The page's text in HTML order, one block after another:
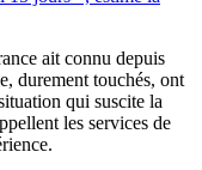
ait connu depuis
durement touchés, ont
qui suscite la
les services de